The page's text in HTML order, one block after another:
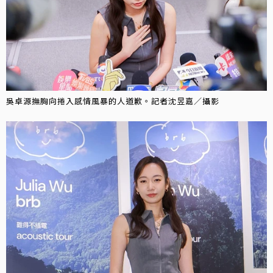
吳卓源撫胸向捲入感情風暴的人道歉。記者沈昱嘉／攝影